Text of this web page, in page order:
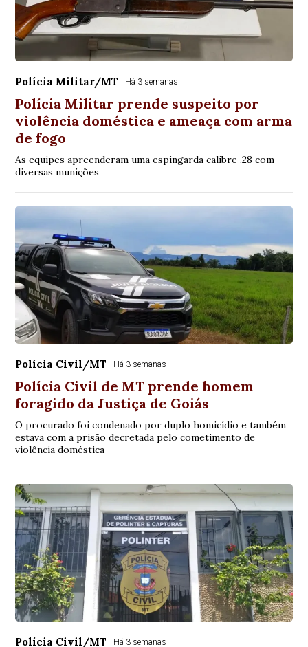
Polícia Militar/MT Há 3 semanas
Polícia Militar prende suspeito por
violência doméstica e ameaça com arma
de fogo
As equipes apreenderam uma espingarda calibre .28 com
diversas munições
Polícia Civil/MT Há 3 semanas
Polícia Civil de MT prende homem
foragido da Justiça de Goiás
O procurado foi condenado por duplo homicídio e também
estava com a prisão decretada pelo cometimento de
violência doméstica
Polícia Civil/MT Há 3 semanas